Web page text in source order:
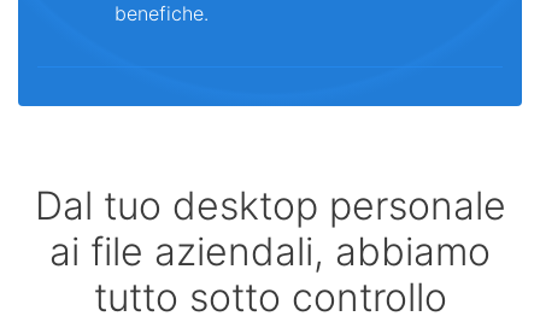
benefiche.
Dal tuo desktop personale
ai file aziendali, abbiamo
tutto sotto controllo